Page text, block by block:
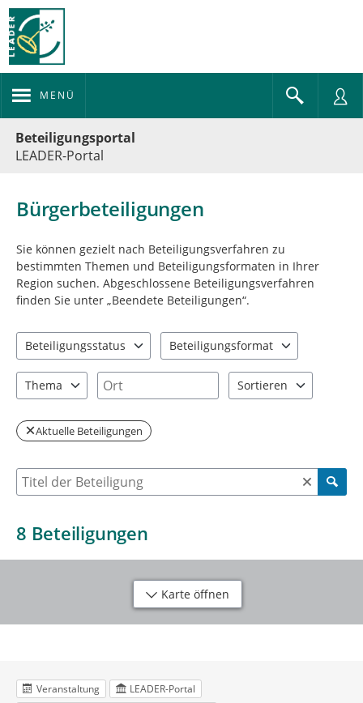
MENÜ
Beteiligungsportal
LEADER-Portal
Bürgerbeteiligungen
Sie können gezielt nach Beteiligungsverfahren zu
bestimmten Themen und Beteiligungsformaten in Ihrer
Region suchen. Abgeschlossene Beteiligungsverfahren
finden Sie unter „Beendete Beteiligungen“.
Beteiligungsstatus
Beteiligungsformat
Thema
Ort
Sortieren
Aktuelle Beteiligungen
Suche nach Beteiligung
8 Beteiligungen
Karte öffnen
Veranstaltung
LEADER-Portal